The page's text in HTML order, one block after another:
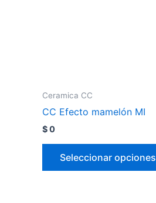
Ceramica CC
CC Efecto mamelón MI
$0
Seleccionar opciones